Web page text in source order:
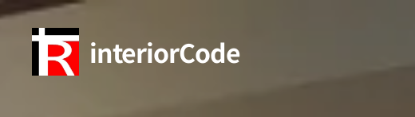
interiorCode